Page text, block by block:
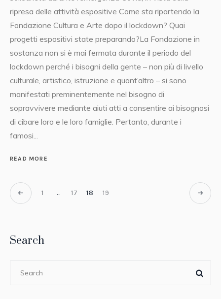
ripresa delle attività espositive Come sta ripartendo la
Fondazione Cultura e Arte dopo il lockdown? Quai
progetti espositivi state preparando?La Fondazione in
sostanza non si è mai fermata durante il periodo del
lockdown perché i bisogni della gente – non più di livello
culturale, artistico, istruzione e quant’altro – si sono
manifestati preminentemente nel bisogno di
sopravvivere mediante aiuti atti a consentire ai bisognosi
di cibare loro e le loro famiglie. Pertanto, durante i
famosi...
READ MORE
1 … 17 18 19
Search